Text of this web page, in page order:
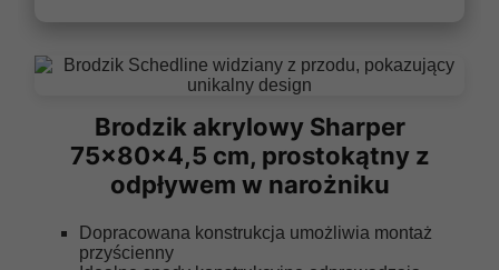
Brodzik akrylowy Sharper
75x80x4,5 cm, prostokątny z
odpływem w narożniku
Dopracowana konstrukcja umożliwia montaż
przyścienny